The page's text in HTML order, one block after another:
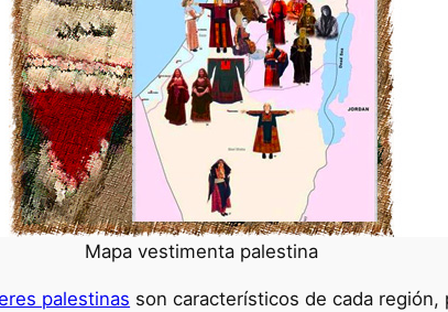
Mapa vestimenta palestina
palestinas son característicos de cada